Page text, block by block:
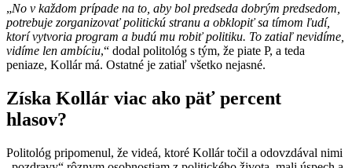
„No v každom prípade na to, aby bol predseda dobrým predsedom,
potrebuje zorganizovať politickú stranu a obklopiť sa tímom ľudí,
ktorí vytvoria program a budú mu robiť politiku. To zatiaľ nevidíme,
vidíme len ambíciu,“ dodal politológ s tým, že piate P, a teda
peniaze, Kollár má. Ostatné je zatiaľ všetko nejasné.
Získa Kollár viac ako päť percent
hlasov?
Politológ pripomenul, že videá, ktoré Kollár točil a odovzdával nimi